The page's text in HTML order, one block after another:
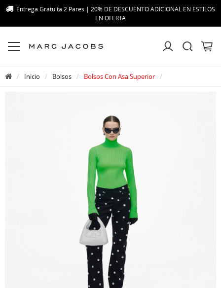
Entrega Gratuita 2 Pares | 20% DE DESCUENTO ADICIONAL EN ESTILOS
EN OFERTA
Inicio Bolsos Bolsos Con Asa Superior